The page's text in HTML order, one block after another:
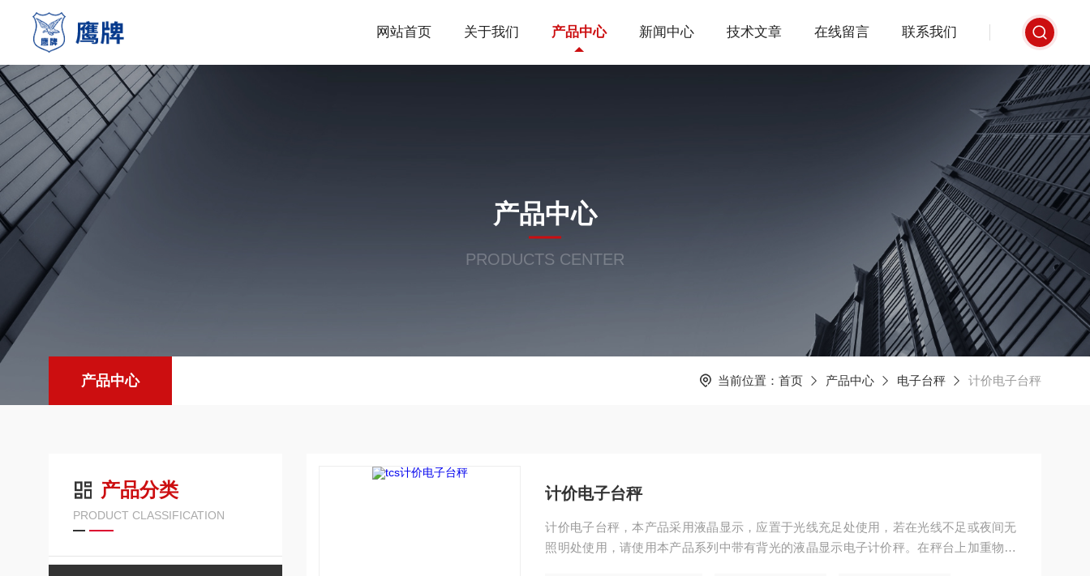
网站首页 关于我们 产品中心 新闻中心 技术文章 在线留言 联系我们
产品中心
PRODUCTS CENTER
产品中心 当前位置： 首页 产品中心 电子台秤 计价电子台秤
产品分类
PRODUCT CLASSIFICATION
计价电子台秤
计价电子台秤，本产品采用液晶显示，应置于光线充足处使用，若在光线不足或夜间无
照明处使用，请使用本产品系列中带有背光的液晶显示电子计价秤。在秤台上加重物时